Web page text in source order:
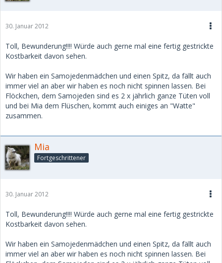
30. Januar 2012
Toll, Bewunderung!!!! Würde auch gerne mal eine fertig gestrickte
Kostbarkeit davon sehen.
Wir haben ein Samojedenmädchen und einen Spitz, da fällt auch
immer viel an aber wir haben es noch nicht spinnen lassen. Bei
Flöckchen, dem Samojeden sind es 2 x jährlich ganze Tüten voll
und bei Mia dem Flüschen, kommt auch einiges an "Watte"
zusammen.
Mia
Fortgeschrittener
30. Januar 2012
Toll, Bewunderung!!!! Würde auch gerne mal eine fertig gestrickte
Kostbarkeit davon sehen.
Wir haben ein Samojedenmädchen und einen Spitz, da fällt auch
immer viel an aber wir haben es noch nicht spinnen lassen. Bei